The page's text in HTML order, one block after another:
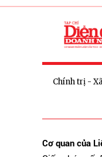
Chính trị -
Cơ quan của